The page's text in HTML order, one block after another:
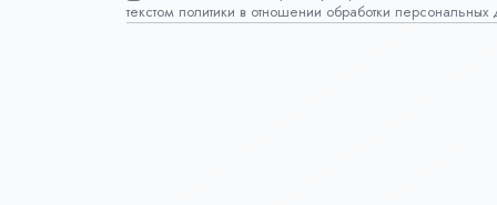
текстом политики в отношении обработки персональных